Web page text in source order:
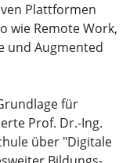
Plattformen
wie Remote Work,
und Augmented
für
Prof. Dr.-Ing.
über "Digitale